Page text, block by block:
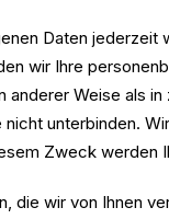
Daten
wir Ihre
Weise als
unterbinden.
Zweck werden
die wir von Ihnen